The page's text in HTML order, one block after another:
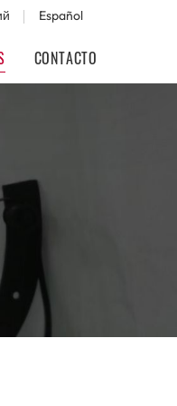
Español
CONTACTO